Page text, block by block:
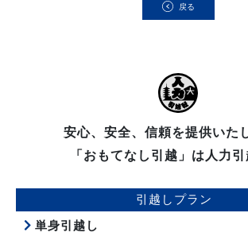
戻る
安心、安全、信頼を提供いた
「おもてなし引越」は人力
引越しプラン
単身引越し